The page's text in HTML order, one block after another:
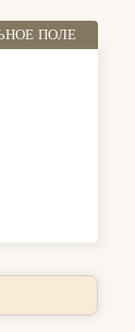
ПОЛЕ